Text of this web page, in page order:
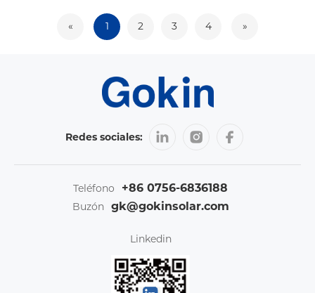
« 1 2 3 4 »
Redes sociales:
Teléfono +86 0756-6836188
Buzón gk@gokinsolar.com
Linkedin